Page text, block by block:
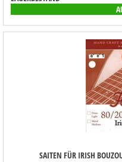
SAITEN FÜR IRISH